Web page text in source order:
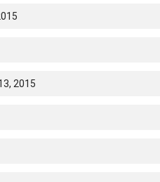
2015